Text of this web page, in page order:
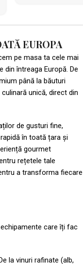
EUROPA​
pe masa ta cele mai
întreaga Europă. De
până la băuturi
unică, direct din
de gusturi fine,
în toată țara și
gourmet
rețetele tale
a transforma fiecare
care îți fac
la vinuri rafinate (alb,